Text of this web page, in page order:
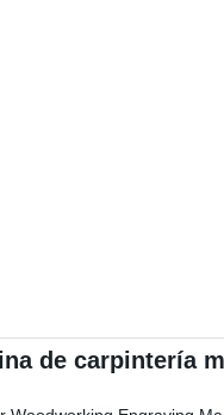
de carpintería